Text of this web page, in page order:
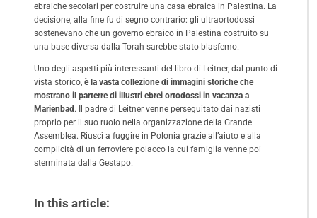
ebraiche secolari per costruire una casa ebraica in Palestina. La
decisione, alla fine fu di segno contrario: gli ultraortodossi
sostenevano che un governo ebraico in Palestina costruito su
una base diversa dalla Torah sarebbe stato blasfemo.
Uno degli aspetti più interessanti del libro di Leitner, dal punto di
vista storico, è la vasta collezione di immagini storiche che
mostrano il parterre di illustri ebrei ortodossi in vacanza a
Marienbad. Il padre di Leitner venne perseguitato dai nazisti
proprio per il suo ruolo nella organizzazione della Grande
Assemblea. Riuscì a fuggire in Polonia grazie all’aiuto e alla
complicità di un ferroviere polacco la cui famiglia venne poi
sterminata dalla Gestapo.
In this article: